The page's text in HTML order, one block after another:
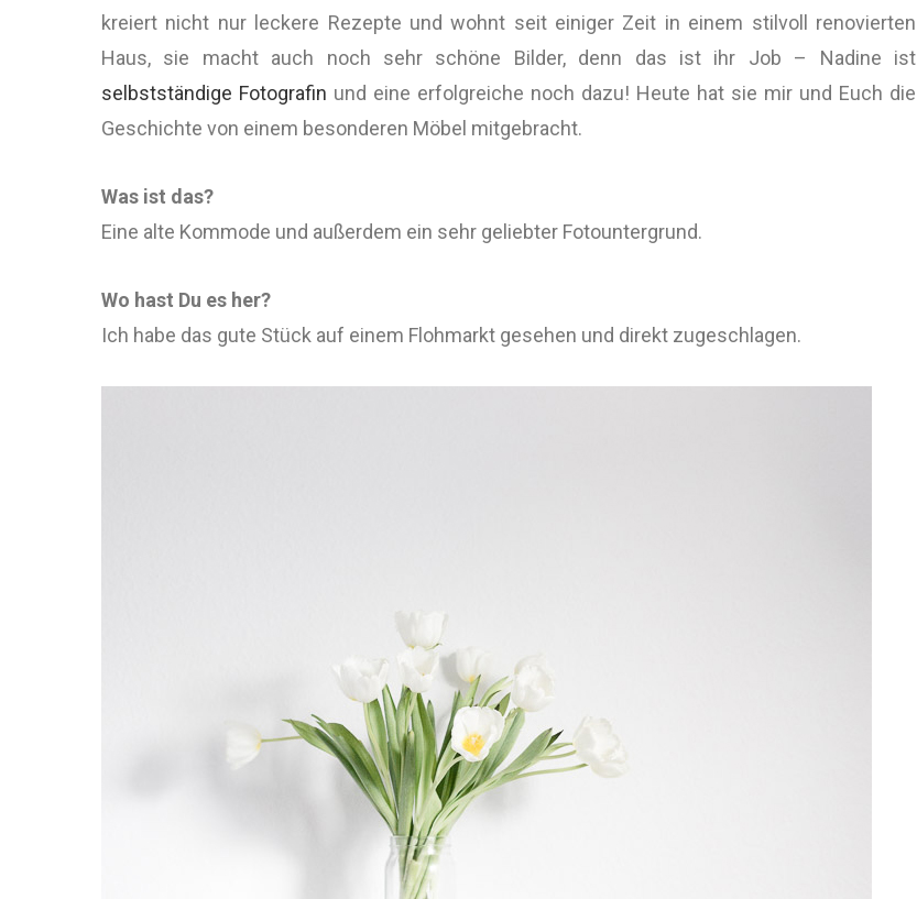
kreiert nicht nur leckere Rezepte und wohnt seit einiger Zeit in einem stilvoll renovierten
Haus, sie macht auch noch sehr schöne Bilder, denn das ist ihr Job – Nadine ist
selbstständige Fotografin und eine erfolgreiche noch dazu! Heute hat sie mir und Euch die
Geschichte von einem besonderen Möbel mitgebracht.
Was ist das?
Eine alte Kommode und außerdem ein sehr geliebter Fotountergrund.
Wo hast Du es her?
Ich habe das gute Stück auf einem Flohmarkt gesehen und direkt zugeschlagen.